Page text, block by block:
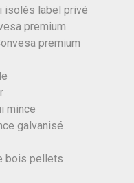
isolés label privé
premium
premium
mince
galvanisé
bois pellets